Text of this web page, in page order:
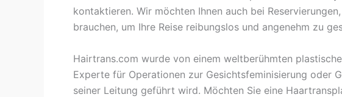
kontaktieren. Wir möchten Ihnen auch bei
brauchen, um Ihre Reise reibungslos und angenehm zu
Hairtrans.com wurde von einem weltberühmten
Experte für Operationen zur Gesichtsfeminisierung oder
seiner Leitung geführt wird. Möchten Sie eine